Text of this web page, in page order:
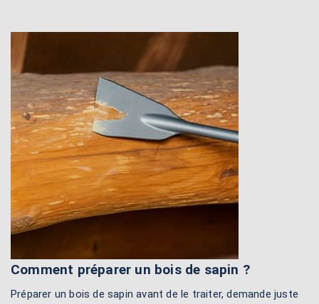
Comment préparer un bois de sapin ?
Préparer un bois de sapin avant de le traiter, demande juste